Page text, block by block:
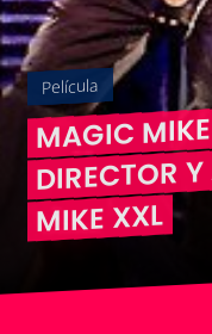
Película
MAGIC
DIRECTOR
MIKE XXL